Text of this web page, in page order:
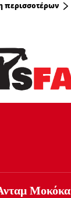
περισσοτέρων
Μοκόκα